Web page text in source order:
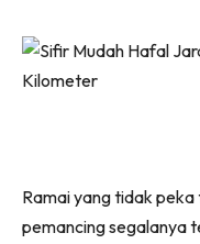
Ramai yang tidak
pemancing segalanya